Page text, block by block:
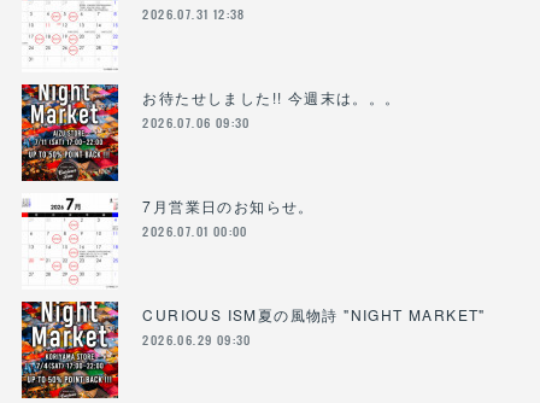
2026.07.31 12:38
お待たせしました!! 今週末は。。。
2026.07.06 09:30
7月営業日のお知らせ。
2026.07.01 00:00
CURIOUS ISM夏の風物詩 "NIGHT MARKET"
2026.06.29 09:30